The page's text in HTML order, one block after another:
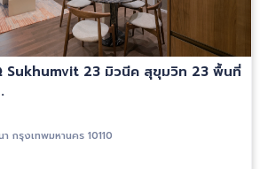
Sukhumvit 23 มิวนีค สุขุมวิท 23 พื้นที่
กรุงเทพมหานคร 10110